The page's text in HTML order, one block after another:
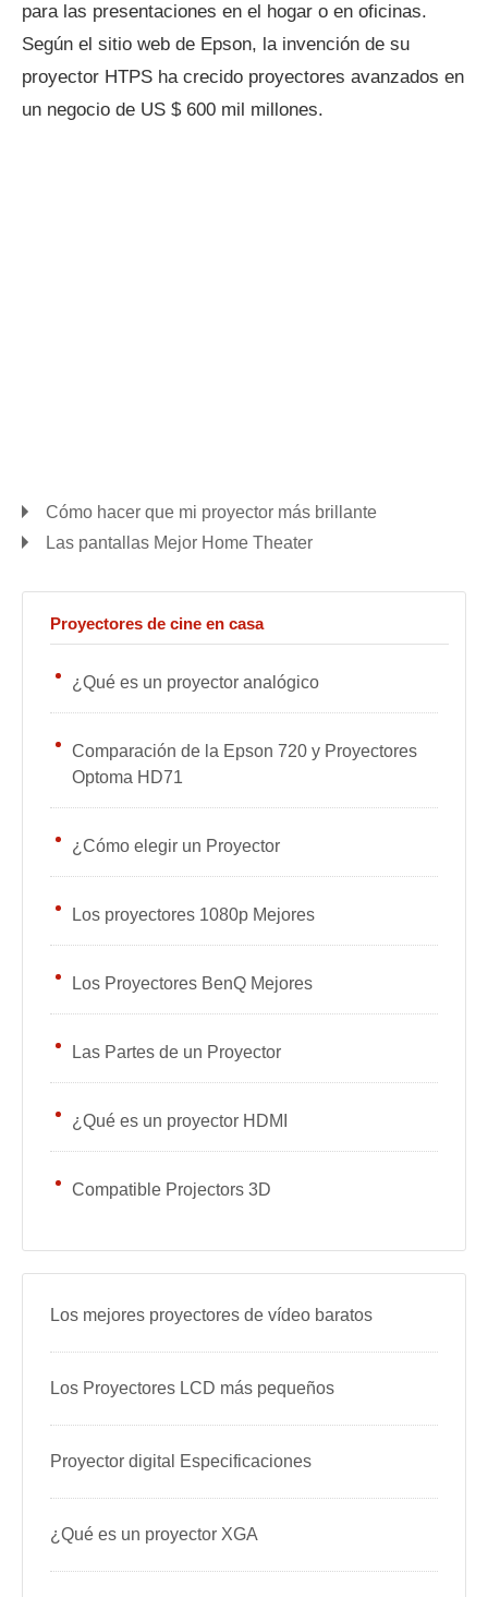
para las presentaciones en el hogar o en oficinas.
Según el sitio web de Epson, la invención de su
proyector HTPS ha crecido proyectores avanzados en
un negocio de US $ 600 mil millones.
Cómo hacer que mi proyector más brillante
Las pantallas Mejor Home Theater
Proyectores de cine en casa
¿Qué es un proyector analógico
Comparación de la Epson 720 y Proyectores
Optoma HD71
¿Cómo elegir un Proyector
Los proyectores 1080p Mejores
Los Proyectores BenQ Mejores
Las Partes de un Proyector
¿Qué es un proyector HDMI
Compatible Projectors 3D
Los mejores proyectores de vídeo baratos
Los Proyectores LCD más pequeños
Proyector digital Especificaciones
¿Qué es un proyector XGA